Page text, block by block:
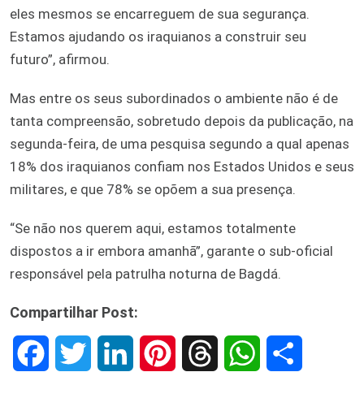
eles mesmos se encarreguem de sua segurança.
Estamos ajudando os iraquianos a construir seu
futuro”, afirmou.
Mas entre os seus subordinados o ambiente não é de
tanta compreensão, sobretudo depois da publicação, na
segunda-feira, de uma pesquisa segundo a qual apenas
18% dos iraquianos confiam nos Estados Unidos e seus
militares, e que 78% se opõem a sua presença.
“Se não nos querem aqui, estamos totalmente
dispostos a ir embora amanhã”, garante o sub-oficial
responsável pela patrulha noturna de Bagdá.
Compartilhar Post: